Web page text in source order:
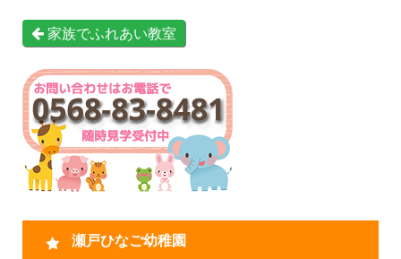
家族でふれあい教室
瀬戸ひなご幼稚園